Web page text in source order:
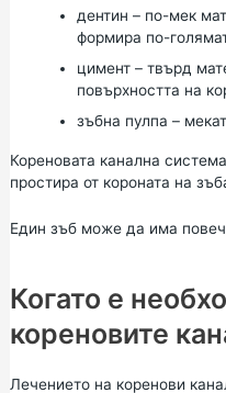
дентин – по-мек
формира по-
цимент – твърд
повърхността на
зъбна пулпа –
Кореновата канална
простира от короната на
Един зъб може да има
Когато е
кореновите
Лечението на коренови